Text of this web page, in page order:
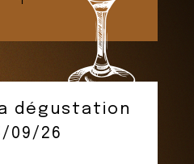
dégustation
09/26